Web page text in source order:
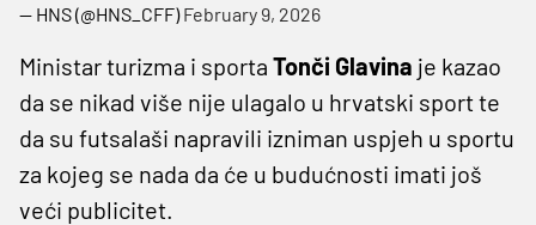
— HNS (@HNS_CFF)February 9, 2026
Ministar turizma i sporta Tonči Glavina je kazao
da se nikad više nije ulagalo u hrvatski sport te
da su futsalaši napravili izniman uspjeh u sportu
za kojeg se nada da će u budućnosti imati još
veći publicitet.